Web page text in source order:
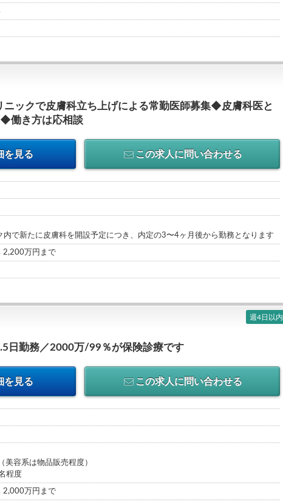
ニックで皮膚科立ち上げによる常勤医師募集◆皮膚科医と
◆働き方は応相談
を見る この求人に問い合わせる
内で新たに皮膚科を開設予定につき、内定の3〜4ヶ月後から勤務となります
2,200万円まで
週4日以内
日勤務／2000万/99％が保険診療です
を見る この求人に問い合わせる
美容系は物品販売程度）
程度
2,000万円まで